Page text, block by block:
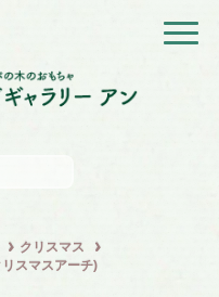
クリスマス
スマスアーチ)